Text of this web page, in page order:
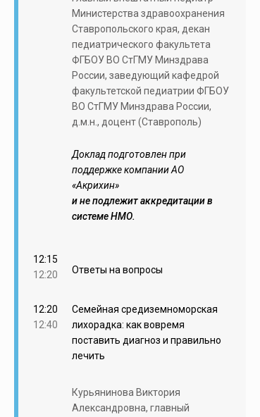
Министерства здравоохранения
Ставропольского края, декан
педиатрического факультета
ФГБОУ ВО СтГМУ Минздрава
России, заведующий кафедрой
факультетской педиатрии ФГБОУ
ВО СтГМУ Минздрава России,
д.м.н., доцент (Ставрополь)
Доклад подготовлен при
поддержке компании АО
«Акрихин»
и не подлежит аккредитации в
системе НМО.
12:15
12:20
Ответы на вопросы
12:20
12:40
Семейная средиземноморская
лихорадка: как вовремя
поставить диагноз и правильно
лечить
Курьянинова Виктория
Александровна, главный